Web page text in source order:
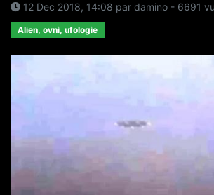
12 Dec 2018, 14:08 par damino - 6691
Alien, ovni, ufologie